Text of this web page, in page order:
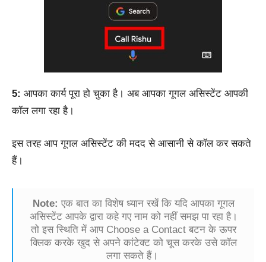
5: आपका कार्य पूरा हो चुका है। अब आपका गूगल असिस्टेंट आपकी
कॉल लगा रहा है।
इस तरह आप गूगल असिस्टेंट की मदद से आसानी से कॉल कर सकते
हैं।
Note: एक बात का विशेष ध्यान रखें कि यदि आपका गूगल
असिस्टेंट आपके द्वारा कहे गए नाम को नहीं समझ पा रहा है।
तो इस स्थिति में आप Choose a Contact बटन के ऊपर
क्लिक करके खुद से अपने कांटेक्ट को चूस करके उसे कॉल
लगा सकते हैं।